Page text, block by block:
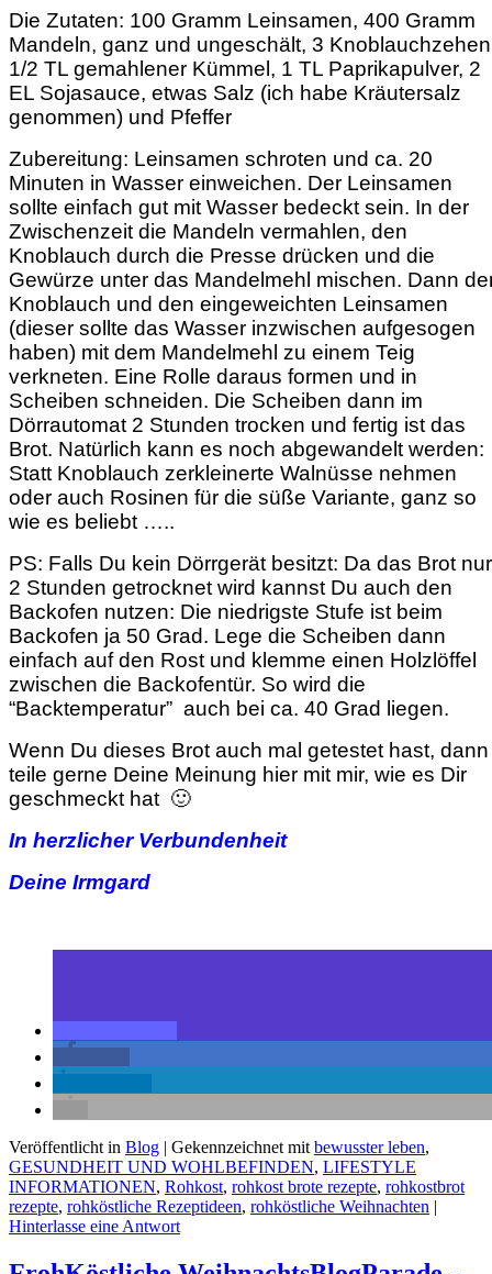
Die Zutaten: 100 Gramm Leinsamen, 400 Gramm
Mandeln, ganz und ungeschält, 3
1/2 TL gemahlener Kümmel, 1 TL Paprikapulver, 2
EL Sojasauce, etwas Salz (ich habe Kräutersalz
genommen) und Pfeffer
Zubereitung: Leinsamen schroten und ca. 20
Minuten in Wasser einweichen. Der Leinsamen
sollte einfach gut mit Wasser bedeckt sein. In der
Zwischenzeit die Mandeln vermahlen, den
Knoblauch durch die Presse drücken und die
Gewürze unter das Mandelmehl mischen. Dann
Knoblauch und den eingeweichten Leinsamen
(dieser sollte das Wasser inzwischen aufgesogen
haben) mit dem Mandelmehl zu einem Teig
verkneten. Eine Rolle daraus formen und in
Scheiben schneiden. Die Scheiben dann im
Dörrautomat 2 Stunden trocken und fertig ist das
Brot. Natürlich kann es noch abgewandelt werden:
Statt Knoblauch zerkleinerte Walnüsse nehmen
oder auch Rosinen für die süße Variante, ganz so
wie es beliebt …..
PS: Falls Du kein Dörrgerät besitzt: Da das Brot nur
2 Stunden getrocknet wird kannst Du auch den
Backofen nutzen: Die niedrigste Stufe ist beim
Backofen ja 50 Grad. Lege die Scheiben dann
einfach auf den Rost und klemme einen Holzlöffel
zwischen die Backofentür. So wird die
“Backtemperatur” auch bei ca. 40 Grad liegen.
Wenn Du dieses Brot auch mal getestet hast, dann
teile gerne Deine Meinung hier mit mir, wie es Dir
geschmeckt hat 🙂
In herzlicher Verbundenheit
Deine Irmgard
Veröffentlicht in Blog | Gekennzeichnet mit bewusster leben,
GESUNDHEIT UND WOHLBEFINDEN, LIFESTYLE
INFORMATIONEN, Rohkost, rohkost brote rezepte, rohkostbrot
rezepte, rohköstliche Rezeptideen, rohköstliche Weihnachten |
Hinterlasse eine Antwort